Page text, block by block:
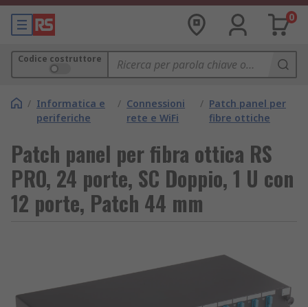
0
Codice costruttore
/ Informatica e
periferiche
/ Connessioni
rete e WiFi
/ Patch panel per
fibre ottiche
Patch panel per fibra ottica RS
PRO, 24 porte, SC Doppio, 1 U con
12 porte, Patch 44 mm